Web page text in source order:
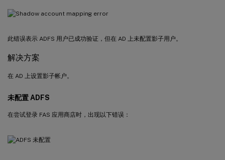
此错误表示 ADFS 用户已成功验证，但在 AD 上未配置影子用户。
解决方案
在 AD 上设置影子帐户。
未配置 ADFS
在尝试登录 FAS 应用商店时，出现以下错误：